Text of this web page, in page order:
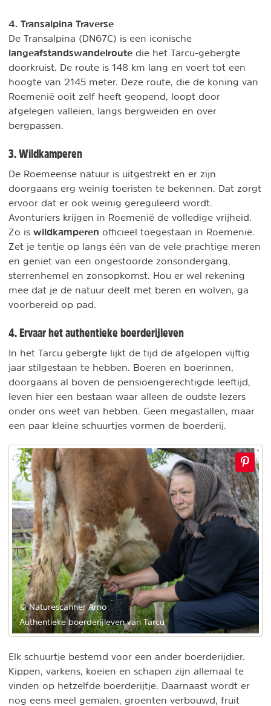
4. Transalpina Traverse
De Transalpina (DN67C) is een iconische
langeafstandswandelroute die het Tarcu-gebergte
doorkruist. De route is 148 km lang en voert tot een
hoogte van 2145 meter. Deze route, die de koning van
Roemenië ooit zelf heeft geopend, loopt door
afgelegen valleien, langs bergweiden en over
bergpassen.
3. Wildkamperen
De Roemeense natuur is uitgestrekt en er zijn
doorgaans erg weinig toeristen te bekennen. Dat zorgt
ervoor dat er ook weinig gereguleerd wordt.
Avonturiers krijgen in Roemenië de volledige vrijheid.
Zo is wildkamperen officieel toegestaan in Roemenië.
Zet je tentje op langs één van de vele prachtige meren
en geniet van een ongestoorde zonsondergang,
sterrenhemel en zonsopkomst. Hou er wel rekening
mee dat je de natuur deelt met beren en wolven, ga
voorbereid op pad.
4. Ervaar het authentieke boerderijleven
In het Tarcu gebergte lijkt de tijd de afgelopen vijftig
jaar stilgestaan te hebben. Boeren en boerinnen,
doorgaans al boven de pensioengerechtigde leeftijd,
leven hier een bestaan waar alleen de oudste lezers
onder ons weet van hebben. Geen megastallen, maar
een paar kleine schuurtjes vormen de boerderij.
© Naturescanner Arno
Authentieke boerderijleven van Tarcu
Elk schuurtje bestemd voor een ander boerderijdier.
Kippen, varkens, koeien en schapen zijn allemaal te
vinden op hetzelfde boerderijtje. Daarnaast wordt er
nog eens meel gemalen, groenten verbouwd, fruit